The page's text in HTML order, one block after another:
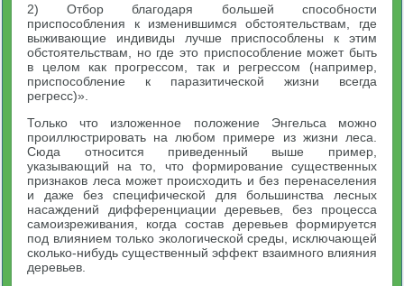
2) Отбор благодаря большей способности
приспособления к изменившимся обстоятельствам, где
выживающие индивиды лучше приспособлены к этим
обстоятельствам, но где это приспособление может быть
в целом как прогрессом, так и регрессом (например,
приспособление к паразитической жизни всегда
регресс)».
Только что изложенное положение Энгельса можно
проиллюстрировать на любом примере из жизни леса.
Сюда относится приведенный выше пример,
указывающий на то, что формирование существенных
признаков леса может происходить и без перенаселения
и даже без специфической для большинства лесных
насаждений дифференциации деревьев, без процесса
самоизреживания, когда состав деревьев формируется
под влиянием только экологической среды, исключающей
сколько-нибудь существенный эффект взаимного влияния
деревьев.